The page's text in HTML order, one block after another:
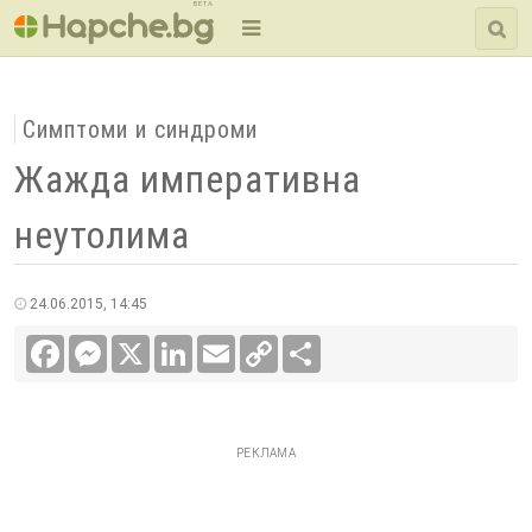
BETA
Симптоми и синдроми
Жажда императивна
неутолима
24.06.2015, 14:45
FacebookMessenger LinkedInEmail
Copy
Link
РЕКЛАМА